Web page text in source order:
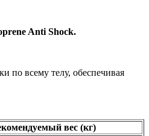
Anti Shock.
по всему телу, обеспечивая
вес (кг)